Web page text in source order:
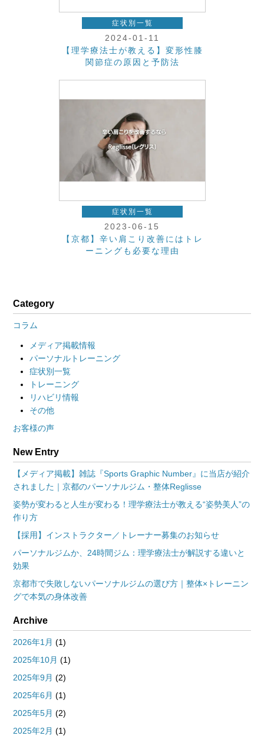
症状別一覧
2024-01-11
【理学療法士が教える】変形性膝
関節症の原因と予防法
症状別一覧
2023-06-15
【京都】辛い肩こり改善にはトレ
ーニングも必要な理由
Category
コラム
メディア掲載情報
パーソナルトレーニング
症状別一覧
トレーニング
リハビリ情報
その他
お客様の声
New Entry
【メディア掲載】雑誌『Sports Graphic Number』に当店が紹介
されました｜京都のパーソナルジム・整体Reglisse
姿勢が変わると人生が変わる！理学療法士が教える“姿勢美人”の
作り方
【採用】インストラクター／トレーナー募集のお知らせ
パーソナルジムか、24時間ジム：理学療法士が解説する違いと
効果
京都市で失敗しないパーソナルジムの選び方｜整体×トレーニン
グで本気の身体改善
Archive
2026年1月 (1)
2025年10月 (1)
2025年9月 (2)
2025年6月 (1)
2025年5月 (2)
2025年2月 (1)